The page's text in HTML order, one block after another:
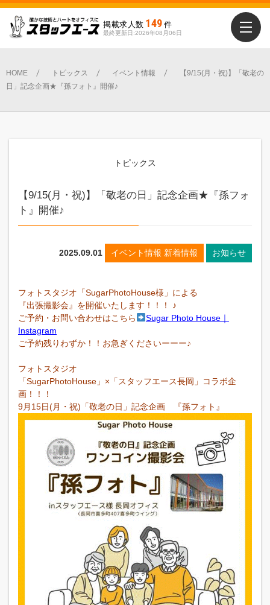
掲載求人数 149 件
最終更新日:2026年08月06日
HOME トピックス イベント情報
【9/15(月・祝)】「敬老の
日」記念企画★『孫フォト』開催♪
トピックス
【9/15(月・祝)】「敬老の日」記念企画★『孫フォ
ト』開催♪
2025.09.01 イベント情報 新着情報 お知らせ
フォトスタジオ「SugarPhotoHouse様」による
『出張撮影会』を開催いたします！！！ ♪
ご予約・お問い合わせはこちら
Sugar Photo House｜
Instagram
ご予約残りわずか！！お急ぎくださいーーー♪
フォトスタジオ
「SugarPhotoHouse」×「スタッフエース長岡」コラボ企
画！！！
9月15日(月・祝)「敬老の日」記念企画 『孫フォト』